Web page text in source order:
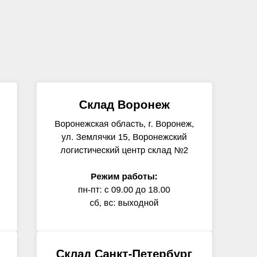
Склад Воронеж
Воронежская область, г. Воронеж,
ул. Землячки 15, Воронежский
логистический центр склад №2
Режим работы:
пн-пт: с 09.00 до 18.00
сб, вс: выходной
Склад Санкт-Петербург